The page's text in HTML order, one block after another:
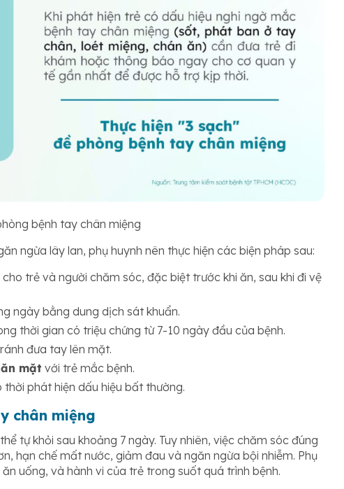
bệnh tay chân miệng
ngừa lây lan, phụ huynh nên thực hiện các biện pháp sau:
trẻ và người chăm sóc, đặc biệt trước khi ăn, sau khi đi vệ
ngày bằng dung dịch sát khuẩn.
thời gian có triệu chứng từ 7-10 ngày đầu của bệnh.
đưa tay lên mặt.
mặt với trẻ mắc bệnh.
thời phát hiện dấu hiệu bất thường.
chân miệng
tự khỏi sau khoảng 7 ngày. Tuy nhiên, việc chăm sóc đúng
hạn chế mất nước, giảm đau và ngăn ngừa bội nhiễm. Phụ
uống, và hành vi của trẻ trong suốt quá trình bệnh.